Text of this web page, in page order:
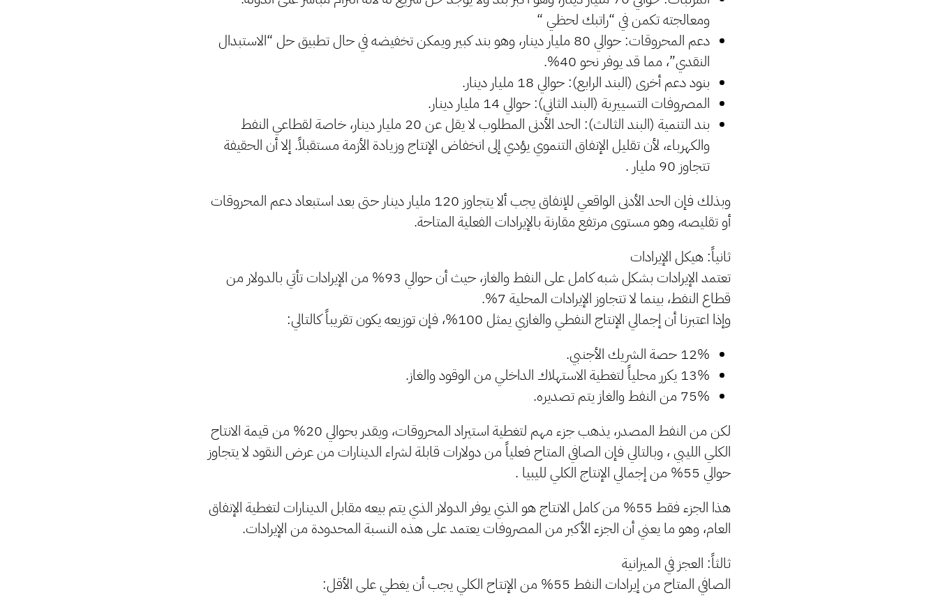
ومعالجته تكمن في “راتبك لحظي “
دعم المحروقات: حوالي 80 مليار دينار، وهو بند كبير ويمكن تخفيضه في حال تطبيق حل “الاستبدال
النقدي”، مما قد يوفر نحو 40%.
بنود دعم أخرى (البند الرابع): حوالي 18 مليار دينار.
المصروفات التسييرية (البند الثاني): حوالي 14 مليار دينار.
بند التنمية (البند الثالث): الحد الأدنى المطلوب لا يقل عن 20 مليار دينار، خاصة لقطاعي النفط
والكهرباء، لأن تقليل الإنفاق التنموي يؤدي إلى انخفاض الإنتاج وزيادة الأزمة مستقبلاً. إلا أن الحقيفة
تتجاوز 90 مليار .
وبذلك فإن الحد الأدنى الواقعي للإنفاق يجب ألا يتجاوز 120 مليار دينار حتى بعد استبعاد دعم المحروقات
أو تقليصه، وهو مستوى مرتفع مقارنة بالإيرادات الفعلية المتاحة.
ثانياً: هيكل الإيرادات
تعتمد الإيرادات بشكل شبه كامل على النفط والغاز، حيث أن حوالي 93% من الإيرادات تأتي بالدولار من
قطاع النفط، بينما لا تتجاوز الإيرادات المحلية 7%.
وإذا اعتبرنا أن إجمالي الإنتاج النفطي والغازي يمثل 100%، فإن توزيعه يكون تقريباً كالتالي:
12% حصة الشريك الأجنبي.
13% يكرر محلياً لتغطية الاستهلاك الداخلي من الوقود والغاز.
75% من النفط والغاز يتم تصديره.
لكن من النفط المصدر، يذهب جزء مهم لتغطية استيراد المحروقات، ويقدر بحوالي 20% من قيمة الانتاح
الكلي الليبي ، وبالتالي فإن الصافي المتاح فعلياً من دولارات قابلة لشراء الدينارات من عرض النقود لا يتجاوز
حوالي 55% من إجمالي الإنتاج الكلي لليبيا .
هذا الجزء فقط 55% من كامل الانتاج هو الذي يوفر الدولار الذي يتم بيعه مقابل الدينارات لتغطية الإنفاق
العام، وهو ما يعني أن الجزء الأكبر من المصروفات يعتمد على هذه النسبة المحدودة من الإيرادات.
ثالثاً: العجز في الميزانية
الصافي المتاح من إيرادات النفط 55% من الإنتاح الكلي يجب أن يغطي على الأقل: